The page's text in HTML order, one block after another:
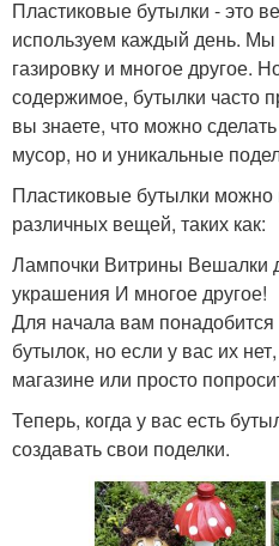
Пластиковые бутылки - это
используем каждый день. Мы
газировку и многое другое.
содержимое, бутылки часто
вы знаете, что можно
мусор, но и уникальные
Пластиковые бутылки можно
различных вещей, таких как:
Лампочки Витрины
украшения И многое другое!
Для начала вам понадобится
бутылок, но если у вас их
магазине или просто
Теперь, когда у вас есть
создавать свои поделки.